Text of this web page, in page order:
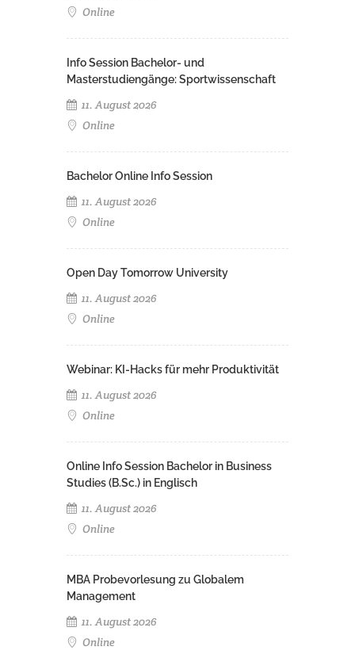
Online
Info Session Bachelor- und
Masterstudiengänge: Sportwissenschaft
11. August 2026
Online
Bachelor Online Info Session
11. August 2026
Online
Open Day Tomorrow University
11. August 2026
Online
Webinar: KI-Hacks für mehr Produktivität
11. August 2026
Online
Online Info Session Bachelor in Business
Studies (B.Sc.) in Englisch
11. August 2026
Online
MBA Probevorlesung zu Globalem
Management
11. August 2026
Online